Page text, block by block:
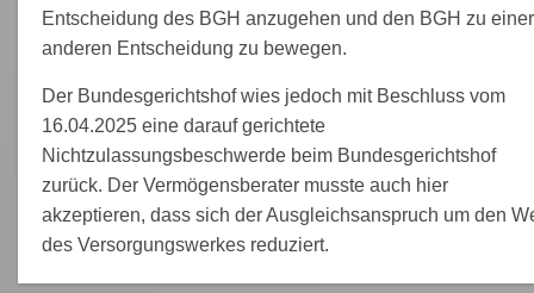
Entscheidung des BGH anzugehen und den BGH zu einer
anderen Entscheidung zu bewegen.
Der Bundesgerichtshof wies jedoch mit Beschluss vom
16.04.2025 eine darauf gerichtete
Nichtzulassungsbeschwerde beim Bundesgerichtshof
zurück. Der Vermögensberater musste auch hier
akzeptieren, dass sich der Ausgleichsanspruch um den
des Versorgungswerkes reduziert.